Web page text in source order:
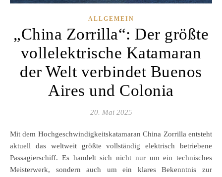
ALLGEMEIN
„China Zorrilla“: Der größte
vollelektrische Katamaran
der Welt verbindet Buenos
Aires und Colonia
20. Mai 2025
Mit dem Hochgeschwindigkeitskatamaran China Zorrilla entsteht
aktuell das weltweit größte vollständig elektrisch betriebene
Passagierschiff. Es handelt sich nicht nur um ein technisches
Meisterwerk, sondern auch um ein klares Bekenntnis zur